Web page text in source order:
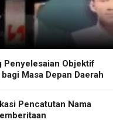
Penyelesaian Objektif
Masa Depan Daerah
Pencatutan Nama